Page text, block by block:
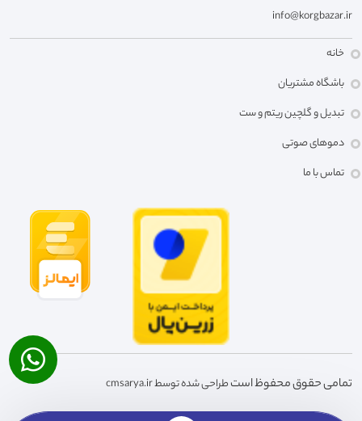
info@korgbazar.ir
خانه
باشگاه مشتریان
تبدیل و گلچین ریتم و ست
دموهای صوتی
تماس با ما
تمامی حقوق محفوظ استطراحی شده توسط cmsarya.ir